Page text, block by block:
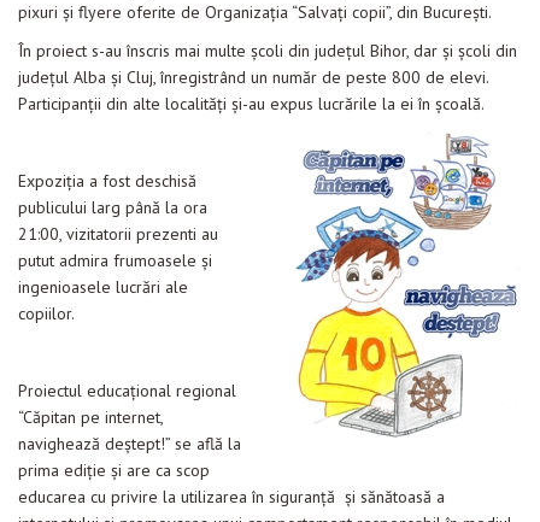
pixuri şi flyere oferite de Organizaţia “Salvaţi copii”, din Bucureşti.
În proiect s-au înscris mai multe şcoli din judeţul Bihor, dar şi şcoli din
judeţul Alba şi Cluj, înregistrând un număr de peste 800 de elevi.
Participanţii din alte localităţi şi-au expus lucrările la ei în şcoală.
Expoziţia a fost deschisă
publicului larg până la ora
21:00, vizitatorii prezenti au
putut admira frumoasele şi
ingenioasele lucrări ale
copiilor.
Proiectul educaţional regional
“Căpitan pe internet,
navighează deştept!” se află la
prima ediţie şi are ca scop
educarea cu privire la utilizarea în siguranţă şi sănătoasă a